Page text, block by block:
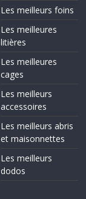
Les meilleurs foins
Les meilleures
litières
Les meilleures
cages
Les meilleurs
accessoires
Les meilleurs abris
et maisonnettes
Les meilleurs
dodos